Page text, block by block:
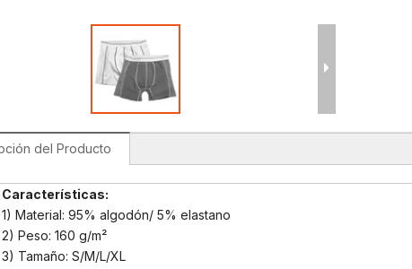
del Producto
Características:
1) Material: 95% algodón/ 5% elastano
2) Peso: 160 g/m²
3) Tamaño: S/M/L/XL